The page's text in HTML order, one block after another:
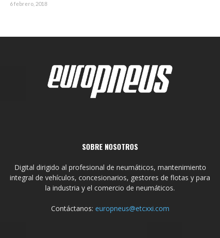
6 febrero, 2018
SOBRE NOSOTROS
Digital dirigido al profesional de neumáticos, mantenimiento
integral de vehículos, concesionarios, gestores de flotas y para
la industria y el comercio de neumáticos.
Contáctanos: europneus@etcxxi.com